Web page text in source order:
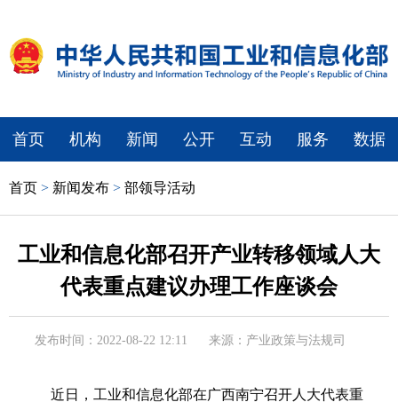
首页 机构 新闻 公开 互动 服务 数据
首页 > 新闻发布 > 部领导活动
工业和信息化部召开产业转移领域人大
代表重点建议办理工作座谈会
发布时间：2022-08-22 12:11 来源：产业政策与法规司
近日，工业和信息化部在广西南宁召开人大代表重